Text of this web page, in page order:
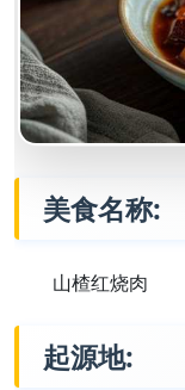
美食名称:
山楂红烧肉
起源地: